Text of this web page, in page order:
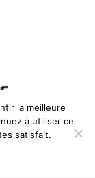
30000 Nîmes
la meilleure
à utiliser ce
satisfait.